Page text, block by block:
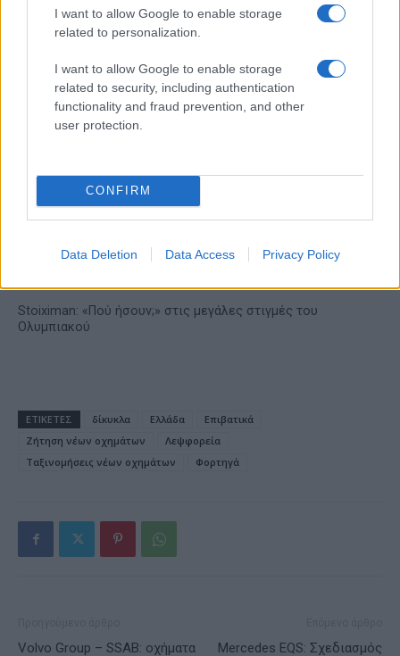
I want to allow Google to enable storage
related to personalization.
I want to allow Google to enable storage
related to security, including authentication
functionality and fraud prevention, and other
user protection.
CONFIRM
Data Deletion Data Access Privacy Policy
Alpha Bank: Για πρώτη φορά
του σε όλους
ESG Report 2025: Πώς η ΑΒ Βασιλόπουλος μετατρέπει τη
βιωσιμότητα σε καθημερινή πράξη
Stoiximan: «Πού ήσουν;» στις μεγάλες στιγμές του
Ολυμπιακού
ΕΤΙΚΕΤΕΣ δίκυκλα Ελλάδα
Επιβατικά
Ζήτηση νέων οχημάτων
Λεψφορεία
Ταξινομήσεις νέων οχημάτων
Φορτηγά
Volvo Group – SSAB: οχήματα Mercedes EQS: Σχεδιασμός